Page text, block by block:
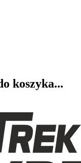
koszyka...